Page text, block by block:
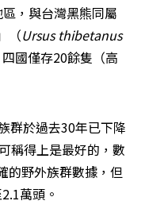
，與台灣黑熊同屬
（Ursus thibetanus
國僅存20餘隻（高
群於過去30年已下降
稱得上是最好的，數
的野外族群數據，但
萬頭。